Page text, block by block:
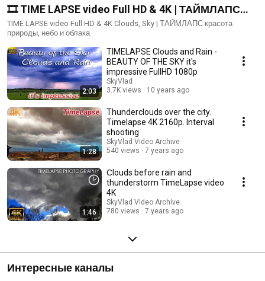
🎞 TIME LAPSE video Full HD & 4K | ТАЙМЛАПС
природа, небо, облака
TIME LAPSE video Full HD & 4K Clouds, Sky | ТАЙМЛАПС красота
природы, небо и облака
2:03
TIMELAPSE Clouds and Rain -
BEAUTY OF THE SKY it's
impressive FullHD 1080p
SkyVlad
3.7K views
10 years ago
1:28
Thunderclouds over the city.
Timelapse 4K 2160p. Interval
shooting
SkyVlad Video Archive
540 views
7 years ago
1:46
Сlouds before rain and
thunderstorm TimeLapse video
4K
SkyVlad Video Archive
780 views
7 years ago
Интересные каналы